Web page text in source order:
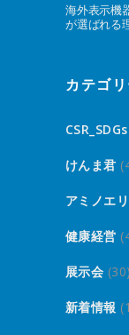
海外表示機
が選ばれる
カテゴ
CSR_SDGs
けんま君
アミノエ
健康経営
展示会 (30)
新着情報